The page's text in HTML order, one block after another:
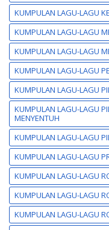
KUMPULAN LAGU-LAGU
KUMPULAN LAGU-LAGU
KUMPULAN LAGU-LAGU
KUMPULAN LAGU-LAGU
KUMPULAN LAGU-LAGU
KUMPULAN LAGU-LAGU
MENYENTUH
KUMPULAN LAGU-LAGU
KUMPULAN LAGU-LAGU
KUMPULAN LAGU-LAGU
KUMPULAN LAGU-LAGU
KUMPULAN LAGU-LAGU